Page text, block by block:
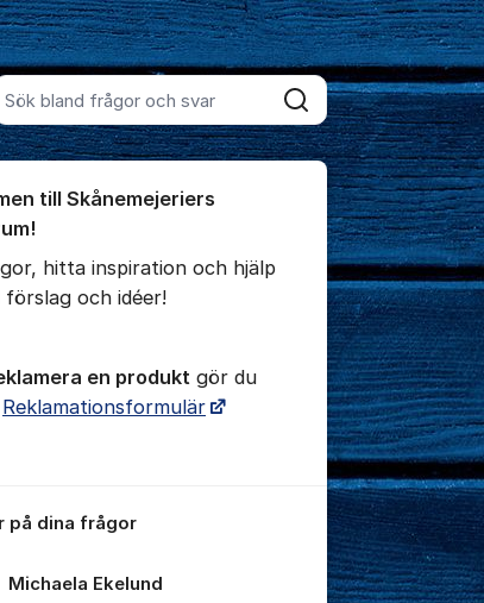
bland alla inlägg
Sök
för inlägg/kommentar
till Skånemejeriers
hitta inspiration och hjälp
förslag och idéer!
en produkt gör du
Reklamationsformulär
på dina frågor
Michaela Ekelund